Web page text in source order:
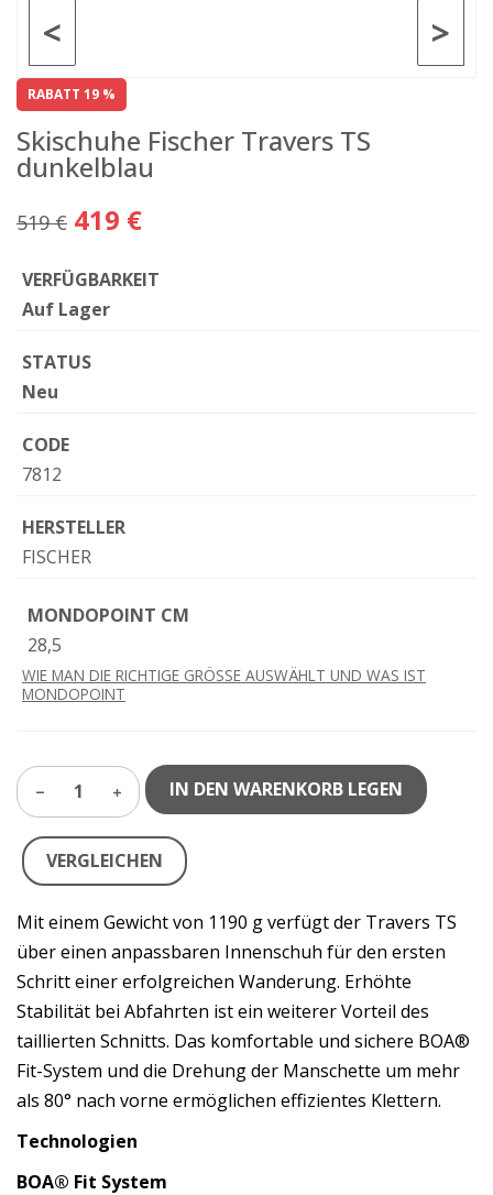
>
<
RABATT 19 %
Skischuhe Fischer Travers TS
dunkelblau
519 € 419 €
VERFÜGBARKEIT
Auf Lager
STATUS
Neu
CODE
7812
HERSTELLER
FISCHER
MONDOPOINT CM
28,5
WIE MAN DIE RICHTIGE GRÖSSE AUSWÄHLT UND WAS IST
MONDOPOINT
1 IN DEN WARENKORB LEGEN
VERGLEICHEN
Mit einem Gewicht von 1190 g verfügt der Travers TS
über einen anpassbaren Innenschuh für den ersten
Schritt einer erfolgreichen Wanderung. Erhöhte
Stabilität bei Abfahrten ist ein weiterer Vorteil des
taillierten Schnitts. Das komfortable und sichere BOA®
Fit-System und die Drehung der Manschette um mehr
als 80° nach vorne ermöglichen effizientes Klettern.
Technologien
BOA® Fit System